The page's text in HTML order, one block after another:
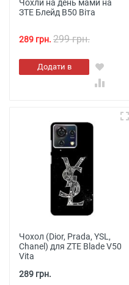
Чохли на день мами на
ЗТЕ Блейд В50 Віта
289 грн. 299 грн.
Додати в
кошик
Чохол (Dior, Prada, YSL,
Chanel) для ZTE Blade V50
Vita
289 грн.